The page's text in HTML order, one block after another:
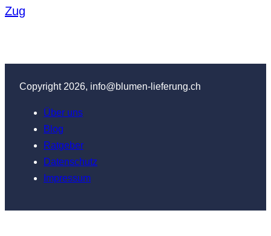
Zug
Copyright 2026, info@blumen-lieferung.ch
Über uns
Blog
Ratgeber
Datenschutz
Impressum